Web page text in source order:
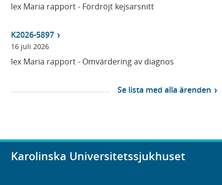
lex Maria rapport - Fördröjt kejsarsnitt
K2026-5897
16 juli 2026
lex Maria rapport - Omvärdering av diagnos
Se lista med alla ärenden
Karolinska Universitetssjukhuset